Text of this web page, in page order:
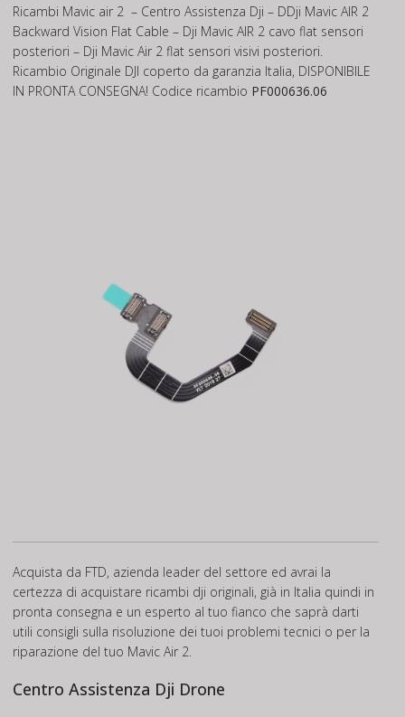
Ricambi Mavic air 2 – Centro Assistenza Dji – DDji Mavic AIR 2
Backward Vision Flat Cable – Dji Mavic AIR 2 cavo flat sensori
posteriori – Dji Mavic Air 2 flat sensori visivi posteriori.
Ricambio Originale DJI coperto da garanzia Italia, DISPONIBILE
IN PRONTA CONSEGNA! Codice ricambio PF000636.06
Acquista da FTD, azienda leader del settore ed avrai la
certezza di acquistare ricambi dji originali, già in Italia quindi in
pronta consegna e un esperto al tuo fianco che saprà darti
utili consigli sulla risoluzione dei tuoi problemi tecnici o per la
riparazione del tuo Mavic Air 2.
Centro Assistenza Dji Drone